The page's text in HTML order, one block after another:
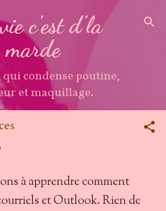
contenu principal
c'est d'la
marde
condense poutine,
et maquillage.
à apprendre comment
et Outlook. Rien de